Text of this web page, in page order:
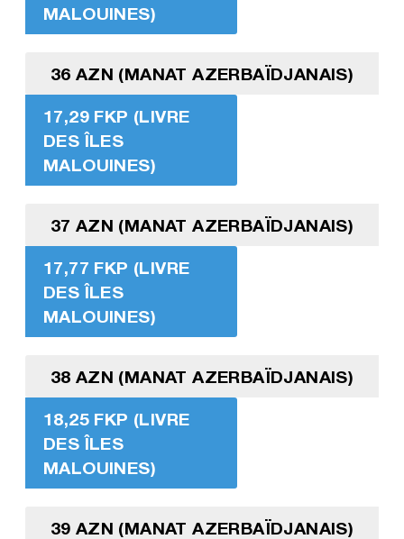
MALOUINES)
36 AZN (MANAT AZERBAÏDJANAIS)
17,29 FKP (LIVRE
DES ÎLES
MALOUINES)
37 AZN (MANAT AZERBAÏDJANAIS)
17,77 FKP (LIVRE
DES ÎLES
MALOUINES)
38 AZN (MANAT AZERBAÏDJANAIS)
18,25 FKP (LIVRE
DES ÎLES
MALOUINES)
39 AZN (MANAT AZERBAÏDJANAIS)